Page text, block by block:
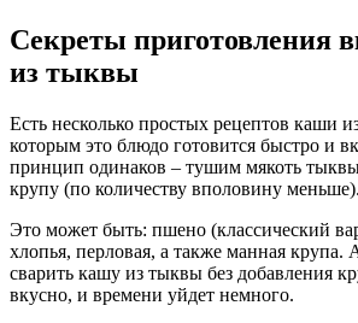
Секреты приготовления
из тыквы
Есть несколько простых рецептов каши
которым это блюдо готовится быстро и
принцип одинаков – тушим мякоть
крупу (по количеству вполовину меньше).
Это может быть: пшено (классический
хлопья, перловая, а также манная
сварить кашу из тыквы без добавления
вкусно, и времени уйдет немного.